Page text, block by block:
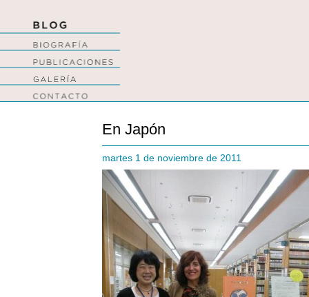
En Japón
martes 1 de noviembre de 2011